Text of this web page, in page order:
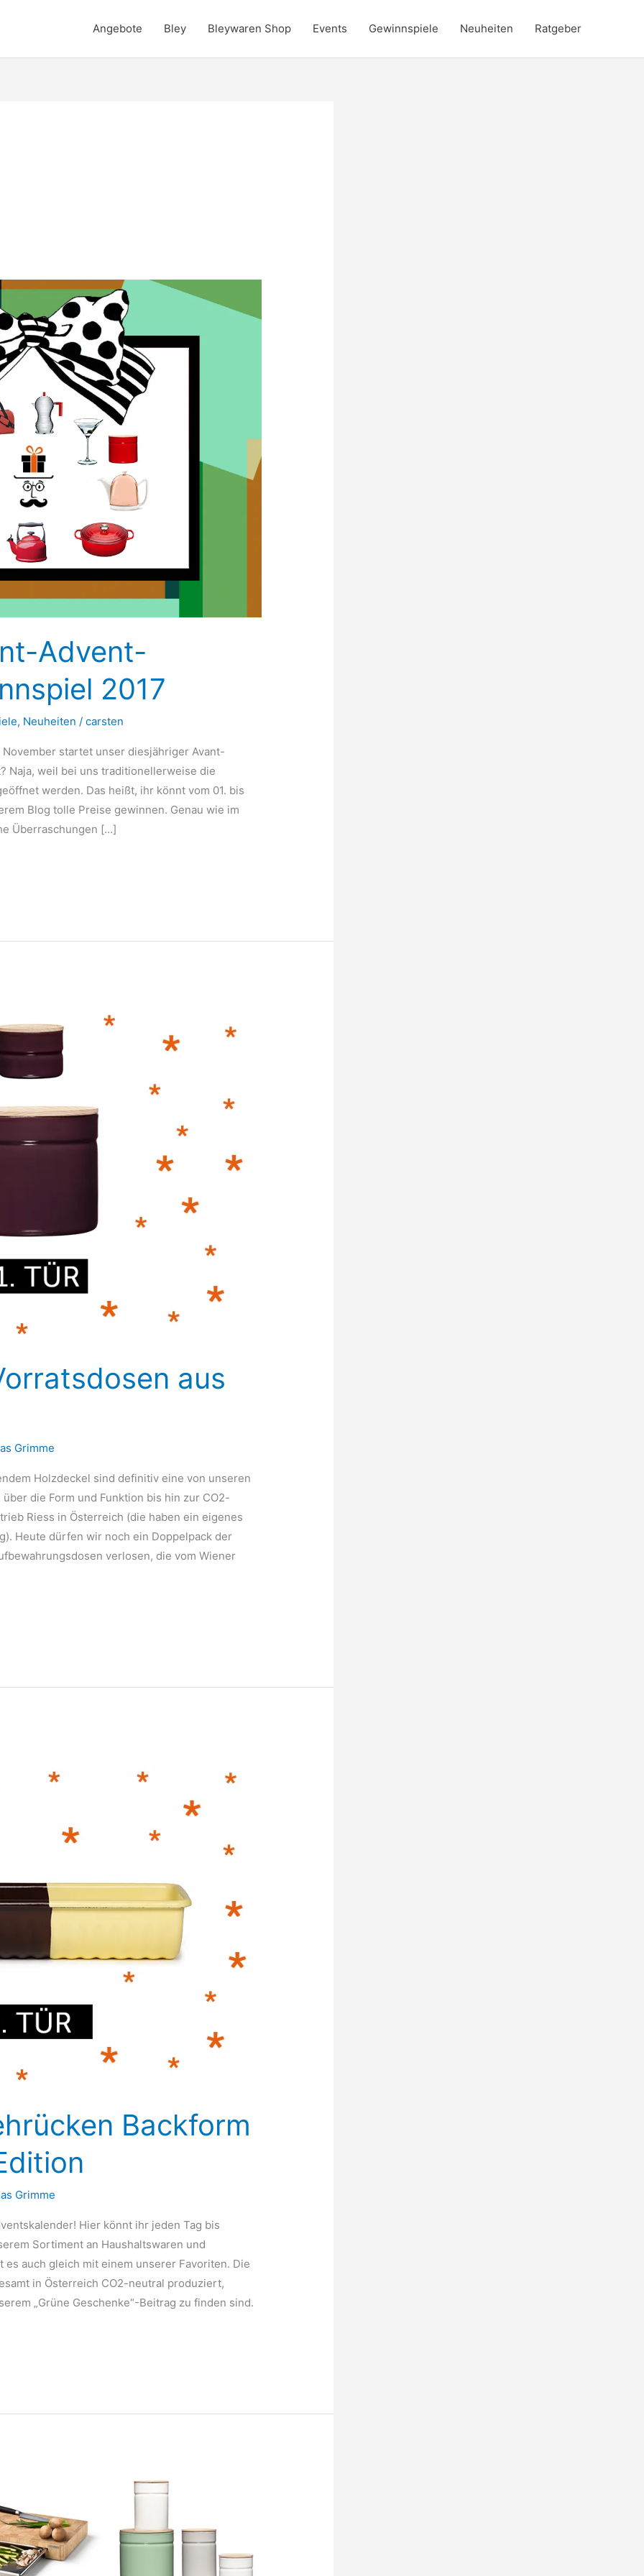
Angebote Bley Bleywaren Shop Events Gewinnspiele Neuheiten Ratgeber
Advent-
2017
, Neuheiten /carsten
startet unser diesjähriger Avant-
Naja, weil bei uns traditionellerweise die
werden. Das heißt, ihr könnt vom 01. bis
Blog tolle Preise gewinnen. Genau wie im
Überraschungen […]
aus
Grimme
Holzdeckel sind definitiv eine von unseren
die Form und Funktion bis hin zur CO2-
Riess in Österreich (die haben ein eigenes
Heute dürfen wir noch ein Doppelpack der
verlosen, die vom Wiener
Backform
Grimme
Hier könnt ihr jeden Tag bis
Sortiment an Haushaltswaren und
es auch gleich mit einem unserer Favoriten. Die
in Österreich CO2-neutral produziert,
„Grüne Geschenke“-Beitrag zu finden sind.